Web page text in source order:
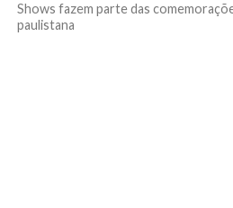
Shows fazem parte das
paulistana